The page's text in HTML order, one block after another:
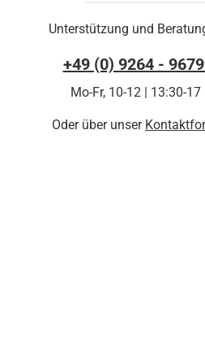
Unterstützung und
+49 (0) 9264 -
Mo-Fr, 10-12 | 13:30-17
Oder über unser